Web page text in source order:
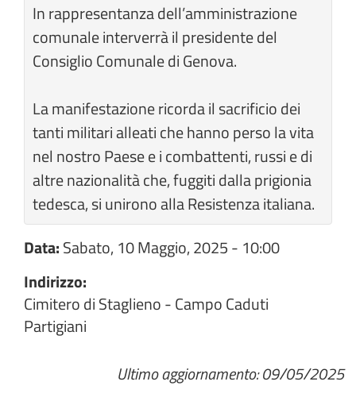
In rappresentanza dell’amministrazione
comunale interverrà il presidente del
Consiglio Comunale di Genova.
La manifestazione ricorda il sacrificio dei
tanti militari alleati che hanno perso la vita
nel nostro Paese e i combattenti, russi e di
altre nazionalità che, fuggiti dalla prigionia
tedesca, si unirono alla Resistenza italiana.
Data:Sabato, 10 Maggio, 2025 - 10:00
Indirizzo:
Cimitero di Staglieno - Campo Caduti
Partigiani
Ultimo aggiornamento: 09/05/2025